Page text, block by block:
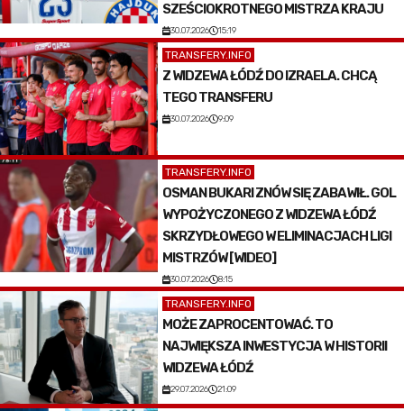
SZEŚCIOKROTNEGO MISTRZA KRAJU
30.07.2026 15:19
TRANSFERY.INFO
Z WIDZEWA ŁÓDŹ DO IZRAELA. CHCĄ
TEGO TRANSFERU
30.07.2026 9:09
TRANSFERY.INFO
OSMAN BUKARI ZNÓW SIĘ ZABAWIŁ. GOL
WYPOŻYCZONEGO Z WIDZEWA ŁÓDŹ
SKRZYDŁOWEGO W ELIMINACJACH LIGI
MISTRZÓW [WIDEO]
30.07.2026 8:15
TRANSFERY.INFO
MOŻE ZAPROCENTOWAĆ. TO
NAJWIĘKSZA INWESTYCJA W HISTORII
WIDZEWA ŁÓDŹ
29.07.2026 21:09